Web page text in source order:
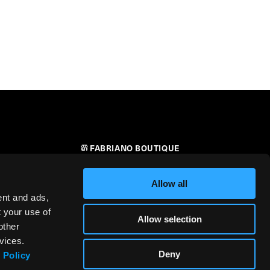
and ads,
your use of
Policy
Allow all
Allow selection
Deny
FABRIANO BOUTIQUE
RIVENDITORI
SICUREZZA DEI PRODOTTI –